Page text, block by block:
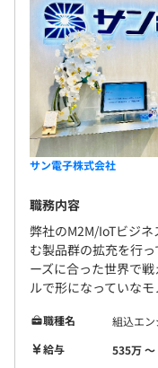
サン電子株式会社
職務内容
弊社のM2M/IoTビジ
む製品群の拡充を行
ーズに合った世界で
ルで形になっていなモ
職種名
組込エン
給与
535万